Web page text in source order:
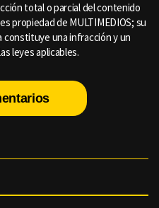
total o parcial del contenido
propiedad de MULTIMEDIOS; su
una infracción y un
leyes aplicables.